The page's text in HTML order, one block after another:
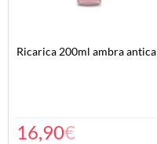
ricarica 200ml ambra antica
16,90€